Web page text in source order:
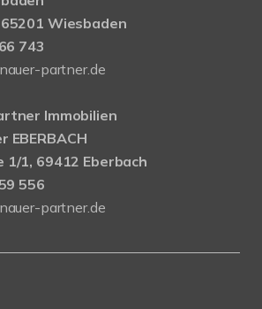
Wiesbaden
743
partner.de
Immobilien
EBERBACH
1, 69412 Eberbach
556
partner.de